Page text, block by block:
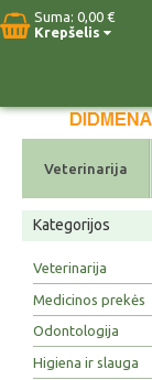
Suma: 0,00 €
Krepšelis
Veterinarija
Kategorijos
Veterinarija
Medicinos prekės
Odontologija
Higiena ir slauga